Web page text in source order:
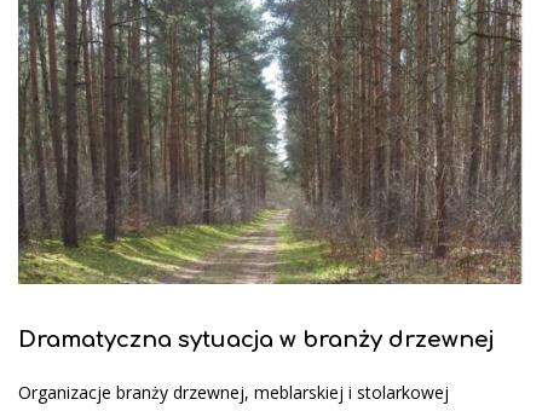
Dramatyczna sytuacja w branży drzewnej
Organizacje branży drzewnej, meblarskiej i stolarkowej